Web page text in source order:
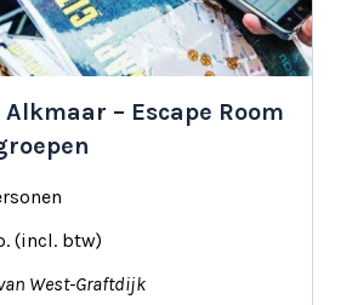
Alkmaar – Escape Room
(incl. btw)
West-Graftdijk